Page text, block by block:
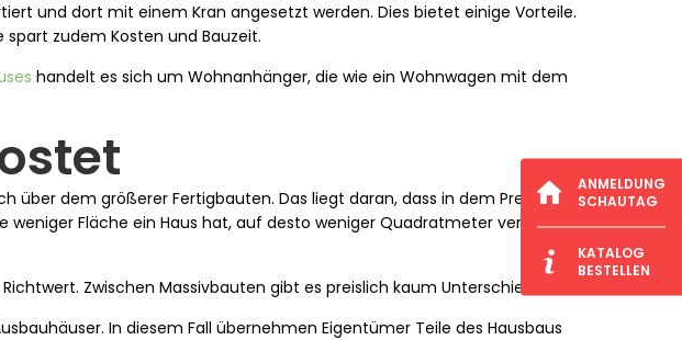
und dort mit einem Kran angesetzt werden. Dies bietet einige Vorteile.
zudem Kosten und Bauzeit.
handelt es sich um Wohnanhänger, die wie ein Wohnwagen mit dem
dem größerer Fertigbauten. Das liegt daran, dass in dem Preis pro
Fläche ein Haus hat, auf desto weniger Quadratmeter verteilen
Zwischen Massivbauten gibt es preislich kaum Unterschiede.
In diesem Fall übernehmen Eigentümer Teile des Hausbaus
ANMELDUNG
SCHAUTAG
KATALOG
BESTELLEN